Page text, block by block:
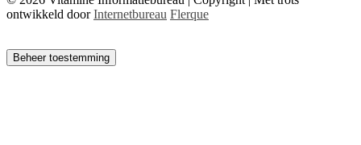
ontwikkeld doorInternetbureau Flerque
Beheer toestemming